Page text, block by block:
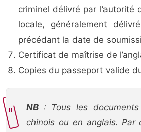
criminel délivré par l’autorité
locale, généralement
précédant la date de
Certificat de maîtrise de
Copies du passeport valide
NB : Tous les
chinois ou en anglais. Par